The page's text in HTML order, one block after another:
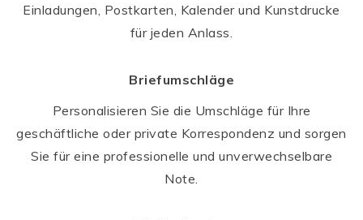
Einladungen, Postkarten, Kalender und Kunstdrucke
für jeden Anlass.
Briefumschläge
Personalisieren Sie die Umschläge für Ihre
geschäftliche oder private Korrespondenz und sorgen
Sie für eine professionelle und unverwechselbare
Note.